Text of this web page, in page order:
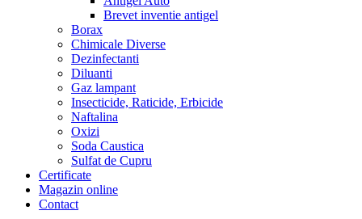
Brevet inventie antigel
Borax
Chimicale Diverse
Dezinfectanti
Diluanti
Gaz lampant
Insecticide, Raticide, Erbicide
Naftalina
Oxizi
Soda Caustica
Sulfat de Cupru
Certificate
Magazin online
Contact